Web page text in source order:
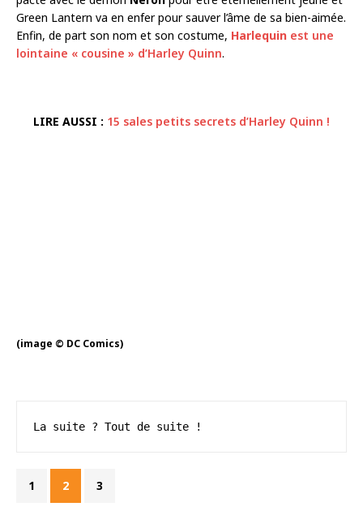
Green Lantern va en enfer pour sauver l’âme de sa bien-aimée.
Enfin, de part son nom et son costume, Harlequin est une
lointaine « cousine » d’Harley Quinn.
LIRE AUSSI : 15 sales petits secrets d’Harley Quinn !
(image © DC Comics)
La suite ? Tout de suite !
1 2 3